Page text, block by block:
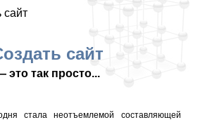
сайт
сайт
это так просто...
стала неотъемлемой составляющей